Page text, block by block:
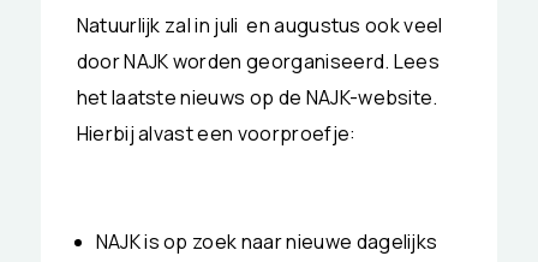
Natuurlijk zal in juli en augustus ook veel
door NAJK worden georganiseerd. Lees
het laatste nieuws op de NAJK-website.
Hierbij alvast een voorproefje:
NAJK is op zoek naar nieuwe dagelijks